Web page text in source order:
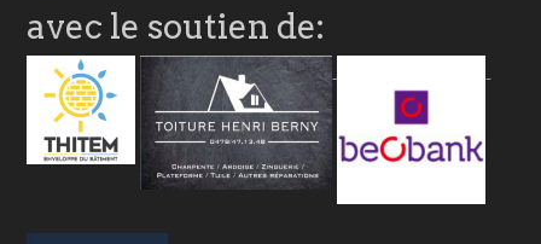
avec le soutien de: